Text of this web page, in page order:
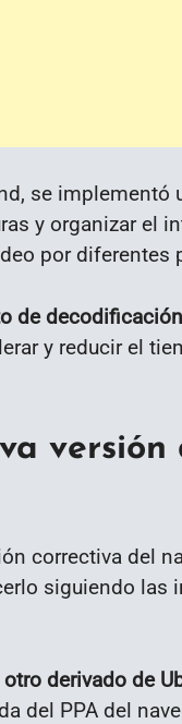
se implementó
y organizar el
por diferentes
de
y reducir el
versión
correctiva del
siguiendo
derivado de
del PPA del